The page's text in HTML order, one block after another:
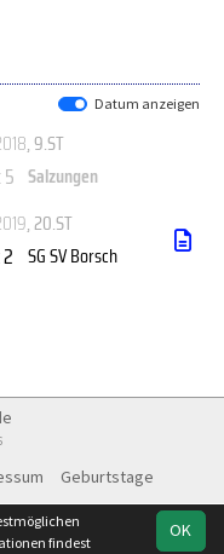
Datum anzeigen
, 9.ST
Salzungen
, 20.ST
SG SV Borsch
Geburtstage
OK
findest